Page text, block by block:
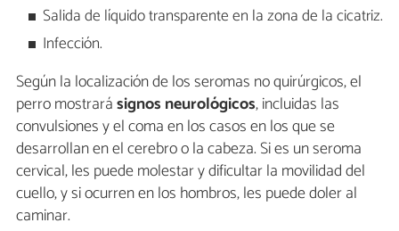
Salida de líquido transparente en la zona de la cicatriz.
Infección.
Según la localización de los seromas no quirúrgicos, el
perro mostrarásignos neurológicos, incluidas las
convulsiones y el coma en los casos en los que se
desarrollan en el cerebro o la cabeza. Si es un seroma
cervical, les puede molestar y dificultar la movilidad del
cuello, y si ocurren en los hombros, les puede doler al
caminar.